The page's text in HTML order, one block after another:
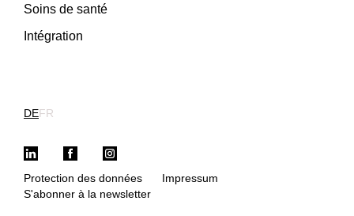
Soins de santé
Intégration
DEFR
LinkedIn Facebook
Protection des données
Impressum
S'abonner à la newsletter